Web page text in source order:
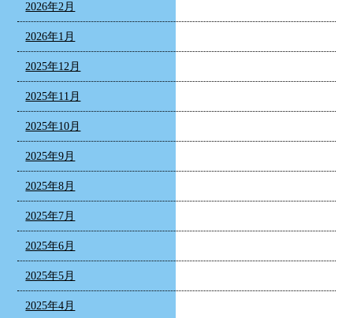
2026年2月
2026年1月
2025年12月
2025年11月
2025年10月
2025年9月
2025年8月
2025年7月
2025年6月
2025年5月
2025年4月